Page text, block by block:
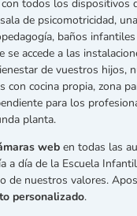
con todos los dispositivos
de psicomotricidad,
baños
se accede a las
de vuestros hijos,
con cocina propia, zona
para los
planta.
web en todas las
a día de la Escuela
de nuestros valores.
personalizado.